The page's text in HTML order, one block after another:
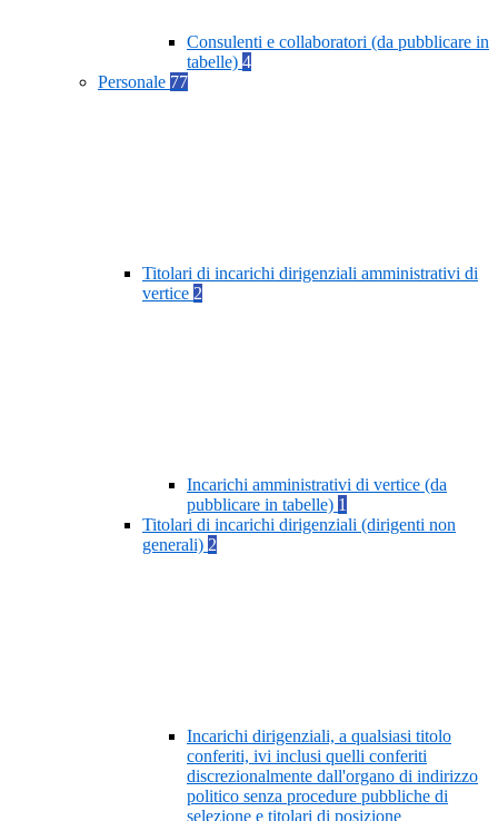
Consulenti e collaboratori (da pubblicare in
tabelle) 4
Personale 77
Titolari di incarichi dirigenziali amministrativi di
vertice 2
Incarichi amministrativi di vertice (da
pubblicare in tabelle) 1
Titolari di incarichi dirigenziali (dirigenti non
generali) 2
Incarichi dirigenziali, a qualsiasi titolo
conferiti, ivi inclusi quelli conferiti
discrezionalmente dall'organo di indirizzo
politico senza procedure pubbliche di
selezione e titolari di posizione